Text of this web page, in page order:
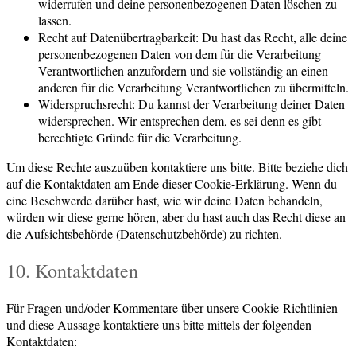
widerrufen und deine personenbezogenen Daten löschen zu
lassen.
Recht auf Datenübertragbarkeit: Du hast das Recht, alle deine
personenbezogenen Daten von dem für die Verarbeitung
Verantwortlichen anzufordern und sie vollständig an einen
anderen für die Verarbeitung Verantwortlichen zu übermitteln.
Widerspruchsrecht: Du kannst der Verarbeitung deiner Daten
widersprechen. Wir entsprechen dem, es sei denn es gibt
berechtigte Gründe für die Verarbeitung.
Um diese Rechte auszuüben kontaktiere uns bitte. Bitte beziehe dich
auf die Kontaktdaten am Ende dieser Cookie-Erklärung. Wenn du
eine Beschwerde darüber hast, wie wir deine Daten behandeln,
würden wir diese gerne hören, aber du hast auch das Recht diese an
die Aufsichtsbehörde (Datenschutzbehörde) zu richten.
10. Kontaktdaten
Für Fragen und/oder Kommentare über unsere Cookie-Richtlinien
und diese Aussage kontaktiere uns bitte mittels der folgenden
Kontaktdaten: